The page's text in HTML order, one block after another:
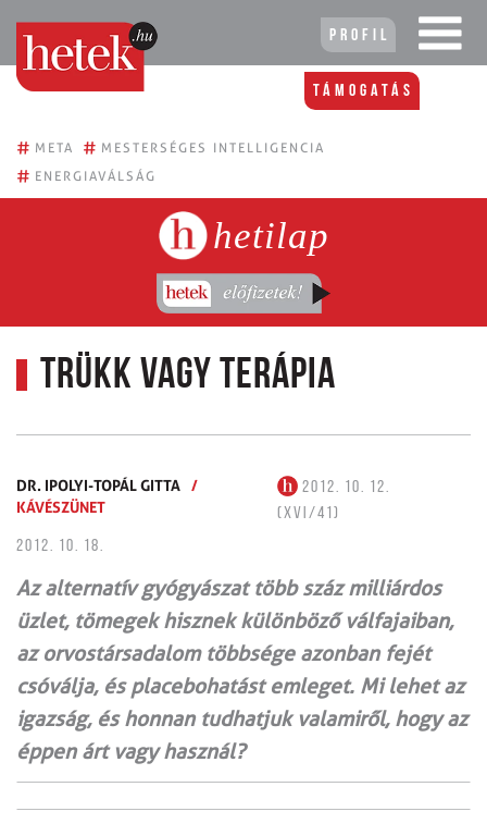
Profil
Támogatás
# META # MESTERSÉGES INTELLIGENCIA
# ENERGIAVÁLSÁG
hetilap
Trükk vagy terápia
DR. IPOLYI-TOPÁL GITTA /
KÁVÉSZÜNET
2012. 10. 12.
(XVI/41)
2012. 10. 18.
Az alternatív gyógyászat több száz milliárdos
üzlet, tömegek hisznek különböző válfajaiban,
az orvostársadalom többsége azonban fejét
csóválja, és placebohatást emleget. Mi lehet az
igazság, és honnan tudhatjuk valamiről, hogy az
éppen árt vagy használ?